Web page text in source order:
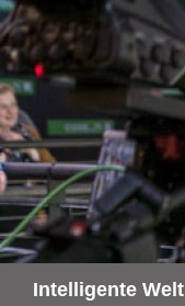
Zum
Inhalt
springen
Intelligente Welt